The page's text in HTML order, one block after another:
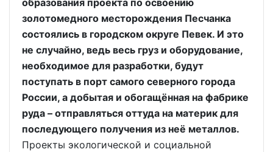
образования проекта по освоению
золотомедного месторождения Песчанка
состоялись в городском округе Певек. И это
не случайно, ведь весь груз и оборудование,
необходимое для разработки, будут
поступать в порт самого северного города
России, а добытая и обогащённая на фабрике
руда – отправляться оттуда на материк для
последующего получения из неё металлов.
Проекты экологической и социальной